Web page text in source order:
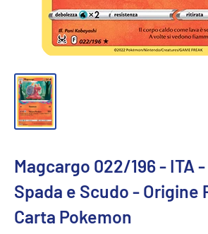
Magcargo 022/196 - ITA
Spada e Scudo - Origine
Carta Pokemon